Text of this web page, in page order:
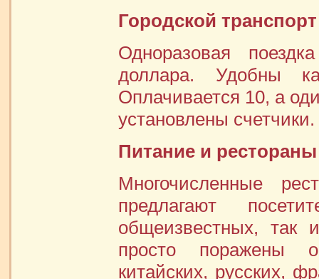
Городской транспорт
Одноразовая
доллара. Удобны
Оплачивается 10, а
установлены счетчики.
Питание и рестораны
Многочисленные
предлагают
общеизвестных, так
просто поражены
китайских, русских,